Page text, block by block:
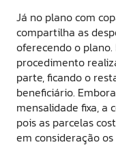
Já no plano com
compartilha as
oferecendo o
procedimento
parte, ficando o
beneficiário.
mensalidade fixa, a
pois as parcelas
em consideração